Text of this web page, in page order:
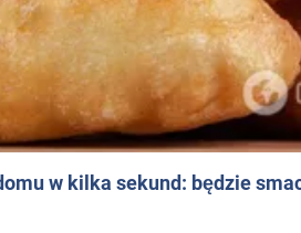
w kilka sekund: będzie